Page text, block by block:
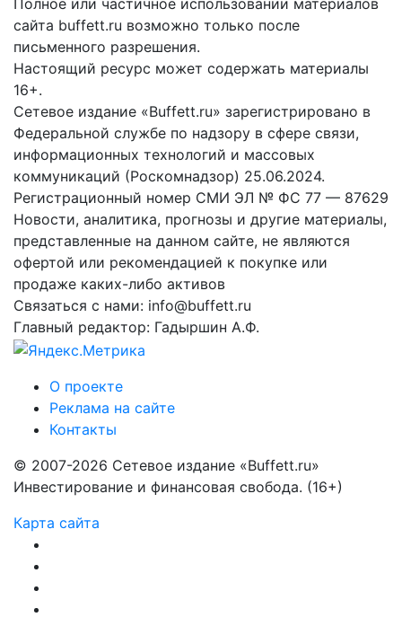
сайта buffett.ru возможно только после
письменного разрешения.
Настоящий ресурс может содержать материалы
16+.
Сетевое издание «Buffett.ru» зарегистрировано в
Федеральной службе по надзору в сфере связи,
информационных технологий и массовых
коммуникаций (Роскомнадзор) 25.06.2024.
Регистрационный номер СМИ ЭЛ № ФС 77 — 87629
Новости, аналитика, прогнозы и другие материалы,
представленные на данном сайте, не являются
офертой или рекомендацией к покупке или
продаже каких-либо активов
Связаться с нами: info@buffett.ru
Главный редактор: Гадыршин А.Ф.
О проекте
Реклама на сайте
Контакты
© 2007-2026 Сетевое издание «Buffett.ru»
Инвестирование и финансовая свобода. (16+)
Карта сайта